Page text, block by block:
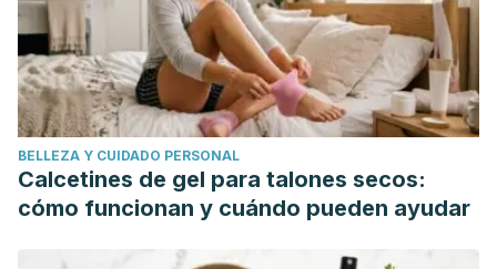
Medlar, R. C., & Lyne, E. D. (1978). Sinding-Larsen-
Johansson disease. Its etiology and natural history.Journal
of Bone and Joint Surgery – Series A
https://doi.org/10.2106/00004623-197860080-00021.
Hall, R., Foss, K. B., Hewett, T. E., & Myer, G. D. (2015). Sport
Specialization’s Association with an Increased Risk of
Developing Anterior Knee Pain in Adolescent Female
Journal of Sport Rehabilitation
https://doi.org/10.1123/jsr.2013-0101.
BELLEZA Y CUIDADO PERSONAL
Calcetines de gel para talones secos:
cómo funcionan y cuándo pueden ayudar